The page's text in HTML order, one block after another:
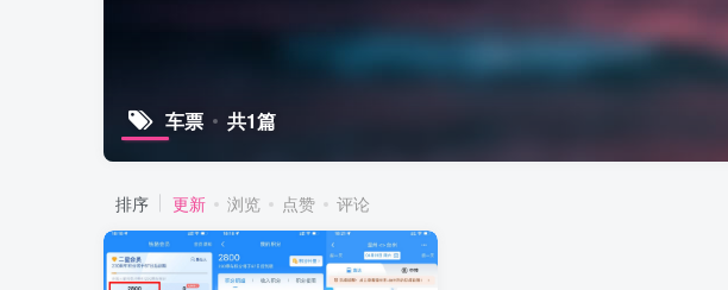
车票 共1篇
排序 更新 浏览 点赞 评论